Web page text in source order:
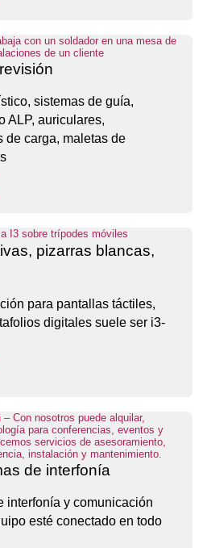
sistemas de guía,
ALP, auriculares,
de carga, maletas de
pizarras blancas,
para pantallas táctiles,
digitales suele ser i3-
de interfonía
interfonía y comunicación
esté conectado en todo